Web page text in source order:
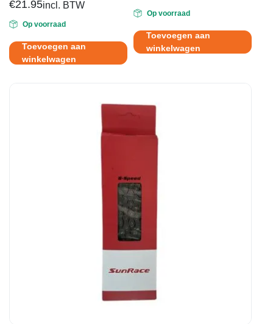
€21.95incl. BTW
Op voorraad
Toevoegen aan
winkelwagen
prijs
was:
€29.95.
prijs
is:
€14.95.
Op voorraad
Toevoegen aan
winkelwagen